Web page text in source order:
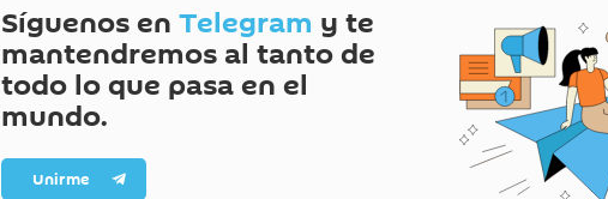
Síguenos en Telegram y te
mantendremos al tanto de
todo lo que pasa en el
mundo.
Unirme